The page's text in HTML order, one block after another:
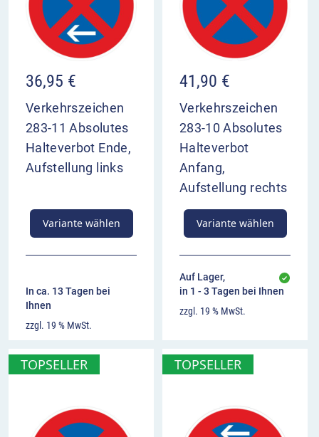
36,95 €
Verkehrszeichen
283-11 Absolutes
Halteverbot Ende,
Aufstellung links
Variante wählen
In ca. 13 Tagen bei
Ihnen
zzgl. 19 % MwSt.
41,90 €
Verkehrszeichen
283-10 Absolutes
Halteverbot
Anfang,
Aufstellung rechts
Variante wählen
Auf Lager,
in 1 - 3 Tagen bei Ihnen
zzgl. 19 % MwSt.
TOPSELLER TOPSELLER